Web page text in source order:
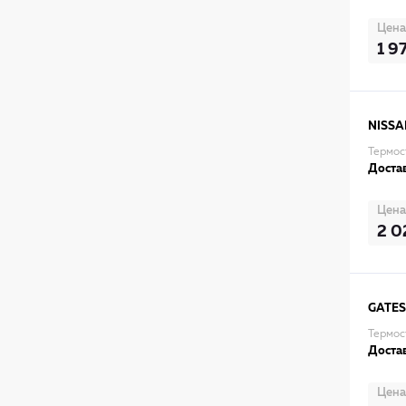
Цена
1
Цена
2
GATES
Цена